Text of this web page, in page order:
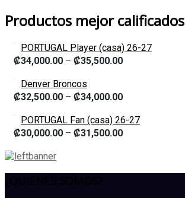
Productos mejor calificados
PORTUGAL Player (casa) 26-27
₡34,000.00 – ₡35,500.00
Denver Broncos
₡32,500.00 – ₡34,000.00
PORTUGAL Fan (casa) 26-27
₡30,000.00 – ₡31,500.00